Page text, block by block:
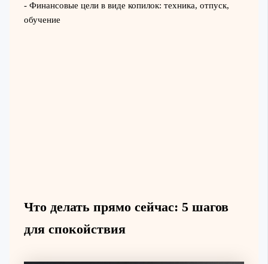
- Финансовые цели в виде копилок: техника, отпуск,
обучение
Что делать прямо сейчас: 5 шагов
для спокойствия